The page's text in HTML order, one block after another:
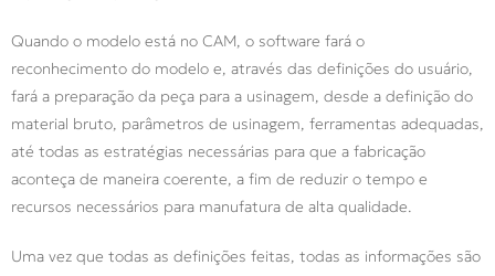
Quando o modelo está no CAM, o software fará o
reconhecimento do modelo e, através das definições do usuário,
fará a preparação da peça para a usinagem, desde a definição do
material bruto, parâmetros de usinagem, ferramentas adequadas,
até todas as estratégias necessárias para que a fabricação
aconteça de maneira coerente, a fim de reduzir o tempo e
recursos necessários para manufatura de alta qualidade.
Uma vez que todas as definições feitas, todas as informações são